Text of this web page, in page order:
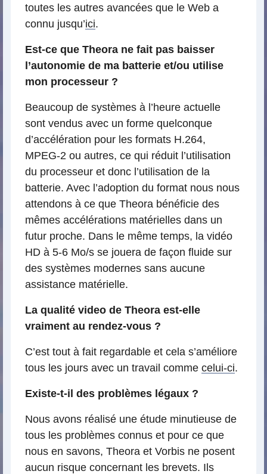
toutes les autres avancées que le Web a
connu jusqu’ici.
Est-ce que Theora ne fait pas baisser
l’autonomie de ma batterie et/ou utilise
mon processeur ?
Beaucoup de systèmes à l’heure actuelle
sont vendus avec un forme quelconque
d’accélération pour les formats H.264,
MPEG-2 ou autres, ce qui réduit l’utilisation
du processeur et donc l’utilisation de la
batterie. Avec l’adoption du format nous nous
attendons à ce que Theora bénéficie des
mêmes accélérations matérielles dans un
futur proche. Dans le même temps, la vidéo
HD à 5-6 Mo/s se jouera de façon fluide sur
des systèmes modernes sans aucune
assistance matérielle.
La qualité video de Theora est-elle
vraiment au rendez-vous ?
C’est tout à fait regardable et cela s’améliore
tous les jours avec un travail comme celui-ci.
Existe-t-il des problèmes légaux ?
Nous avons réalisé une étude minutieuse de
tous les problèmes connus et pour ce que
nous en savons, Theora et Vorbis ne posent
aucun risque concernant les brevets. Ils